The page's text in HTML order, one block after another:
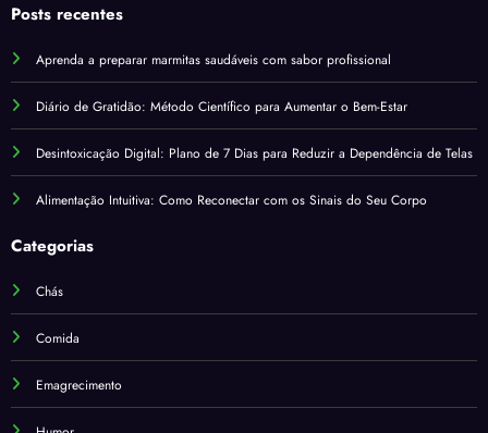
Posts recentes
Aprenda a preparar marmitas saudáveis com sabor profissional
Diário de Gratidão: Método Científico para Aumentar o Bem-Estar
Desintoxicação Digital: Plano de 7 Dias para Reduzir a Dependência de Telas
Alimentação Intuitiva: Como Reconectar com os Sinais do Seu Corpo
Categorias
Chás
Comida
Emagrecimento